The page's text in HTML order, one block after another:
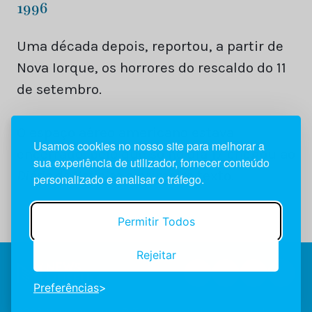
Usamos cookies no nosso site para melhorar a
sua experiência de utilizador, fornecer conteúdo
personalizado e analisar o tráfego.
Permitir Todos
Rejeitar
Preferências
1996
Uma década depois, reportou, a partir de
Nova Iorque, os horrores do rescaldo do 11
de setembro.
encerrado, pelo que só no dia 17 chegou ao
Diário de Notíciaso primeiro texto.